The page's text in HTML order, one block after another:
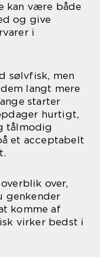
kan være både
og give
i
sølvfisk, men
langt mere
starter
hurtigt,
tålmodig
et acceptabelt
over,
genkender
komme af
virker bedst i